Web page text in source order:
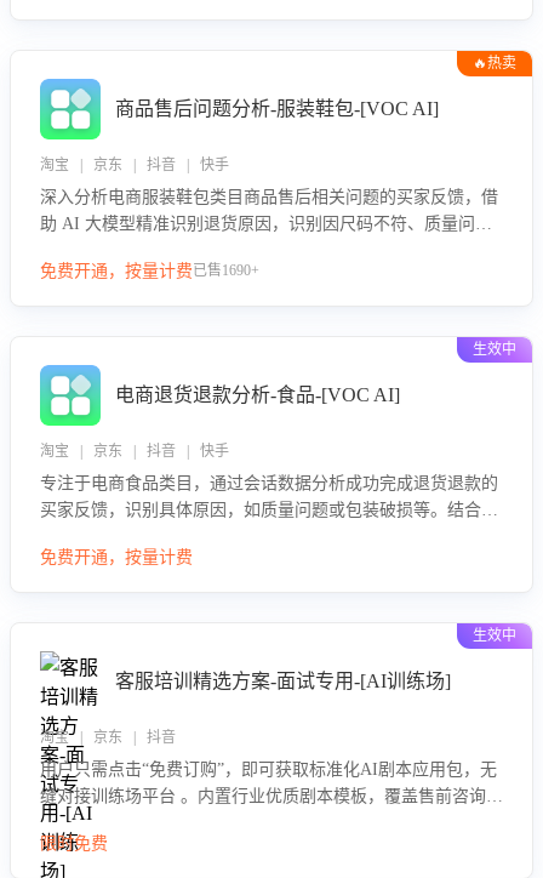
🔥热卖
商品售后问题分析-服装鞋包-[VOC AI]
淘宝 | 京东 | 抖音 | 快手
深入分析电商服装鞋包类目商品售后相关问题的买家反馈，借
助 AI 大模型精准识别退货原因，识别因尺码不符、质量问题
商家优化产品或服务，实现销售额的显著提升。
免费开通，按量计费已售1690+
生效中
电商退货退款分析-食品-[VOC AI]
淘宝 | 京东 | 抖音 | 快手
专注于电商食品类目，通过会话数据分析成功完成退货退款的
买家反馈，识别具体原因，如质量问题或包装破损等。结合AI
低退款率，提升售后效率。
免费开通，按量计费
生效中
客服培训精选方案-面试专用-[AI训练场]
淘宝 | 京东 | 抖音
用户只需点击“免费订购”，即可获取标准化AI剧本应用包，无
缝对接训练场平台 。内置行业优质剧本模板，覆盖售前咨询、
售后处理等全场景，消除复杂部署流程，节省90%的初始化时
间，助力企业快速启动智能客服训练
限时免费